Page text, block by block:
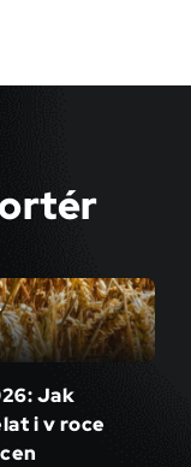
Jak
i v roce